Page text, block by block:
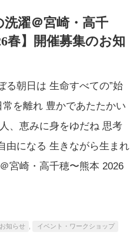
洗濯＠宮崎・高千
春】開催募集のお知
る朝日は 生命すべての”始
常を離れ 豊かであたたかい
、恵みに身をゆだね 思考
由になる 生きながら生まれ
宮崎・高千穂〜熊本 2026
知らせ イベント・ワークショップ